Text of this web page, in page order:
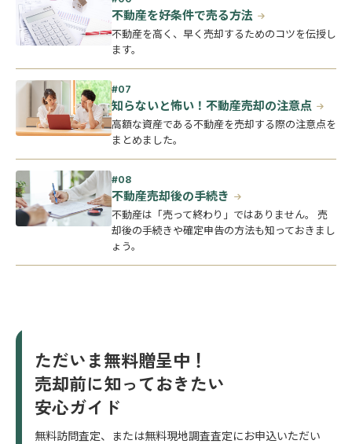
不動産を好条件で売る方法
不動産を高く、早く売却するためのコツを伝授し
ます。
知らないと怖い！不動産売却の注意点
高額な資産である不動産を売却する際の注意点を
まとめました。
不動産売却後の手続き
不動産は「売って終わり」ではありません。 売
却後の手続きや確定申告の方法も知っておきまし
ょう。
ただいま無料贈呈中！
売却前に知っておきたい
安心ガイド
無料訪問査定、または無料現地調査査定にお申込いただい